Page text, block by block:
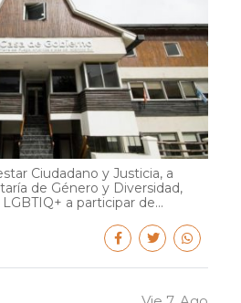
Ciudadano y Justicia, a
de Género y Diversidad,
a participar de...